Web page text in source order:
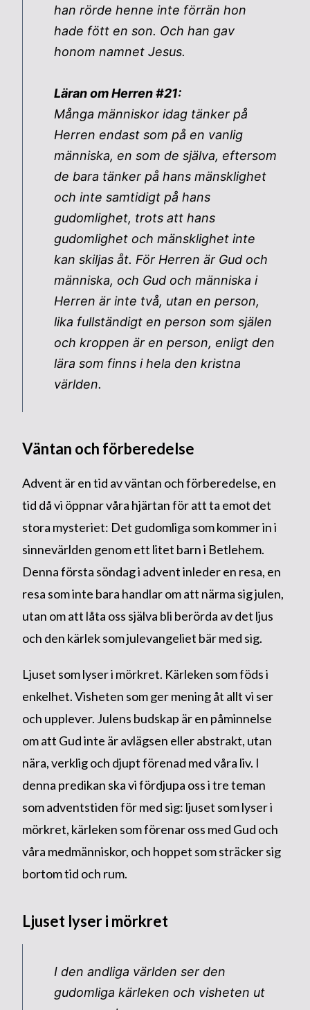
han rörde henne inte förrän hon
hade fött en son. Och han gav
honom namnet Jesus.
Läran om Herren #21:
Många människor idag tänker på
Herren endast som på en vanlig
människa, en som de själva, eftersom
de bara tänker på hans mänsklighet
och inte samtidigt på hans
gudomlighet, trots att hans
gudomlighet och mänsklighet inte
kan skiljas åt. För Herren är Gud och
människa, och Gud och människa i
Herren är inte två, utan en person,
lika fullständigt en person som själen
och kroppen är en person, enligt den
lära som finns i hela den kristna
världen.
Väntan och förberedelse
Advent är en tid av väntan och förberedelse, en
tid då vi öppnar våra hjärtan för att ta emot det
stora mysteriet: Det gudomliga som kommer in i
sinnevärlden genom ett litet barn i Betlehem.
Denna första söndag i advent inleder en resa, en
resa som inte bara handlar om att närma sig julen,
utan om att låta oss själva bli berörda av det ljus
och den kärlek som julevangeliet bär med sig.
Ljuset som lyser i mörkret. Kärleken som föds i
enkelhet. Visheten som ger mening åt allt vi ser
och upplever. Julens budskap är en påminnelse
om att Gud inte är avlägsen eller abstrakt, utan
nära, verklig och djupt förenad med våra liv. I
denna predikan ska vi fördjupa oss i tre teman
som adventstiden för med sig: ljuset som lyser i
mörkret, kärleken som förenar oss med Gud och
våra medmänniskor, och hoppet som sträcker sig
bortom tid och rum.
Ljuset lyser i mörkret
I den andliga världen ser den
gudomliga kärleken och visheten ut